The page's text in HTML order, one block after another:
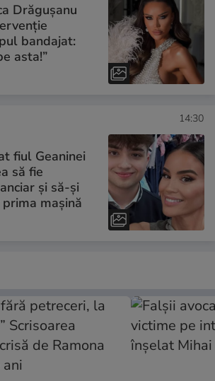
Drăgușanu
bandajat:
asta!”
14:30
fiul Geaninei
să fie
și să-și
mașină